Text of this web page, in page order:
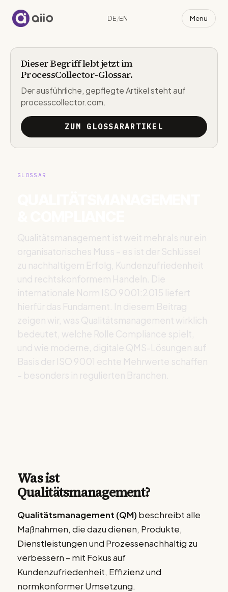
aiio
DE/EN Menü
Dieser Begriff lebt jetzt im
ProcessCollector-Glossar.
Der ausführliche, gepflegte Artikel steht auf
processcollector.com.
ZUM GLOSSARARTIKEL
GLOSSAR
Qualitätsmanagement ist weit mehr als nur ein
organisatorisches Muss – es ist der Schlüssel
zu nachhaltigem Erfolg, Kundenzufriedenheit
und rechtskonformem Handeln. Die
internationale Norm ISO 9001:2015 liefert
hierfür das Fundament. In diesem Beitrag
zeigen wir, was Qualitätsmanagement wirklich
bedeutet, welche Rolle Compliance spielt,
und wie moderne, digitale QMS-Lösungen auf
Basis der ISO 9001 echte Mehrwerte schaffen
– besonders in regulierten Branchen.
Was ist
Qualitätsmanagement?
Qualitätsmanagement (QM)beschreibt alle
Maßnahmen, die dazu dienen, Produkte,
Dienstleistungen und Prozessenachhaltig zu
verbessern – mit Fokus auf
Kundenzufriedenheit, Effizienz und
normkonformer Umsetzung.